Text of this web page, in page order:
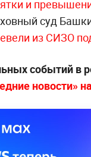
и
суд
из СИЗО
событий в
новости»